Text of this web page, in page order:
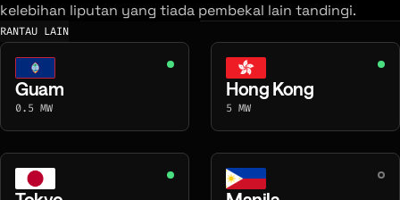
kelebihan liputan yang tiada pembekal lain tandingi.
RANTAU LAIN
Guam
0.5 MW
Hong Kong
5 MW